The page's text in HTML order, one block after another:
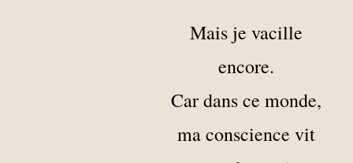
Mais je vacille
encore.
Car dans ce monde,
ma conscience vit